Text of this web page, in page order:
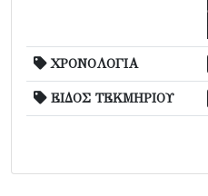
ΧΡΟΝΟΛΟΓΙΑ
ΕΙΔΟΣ ΤΕΚΜΗΡΙΟΥ